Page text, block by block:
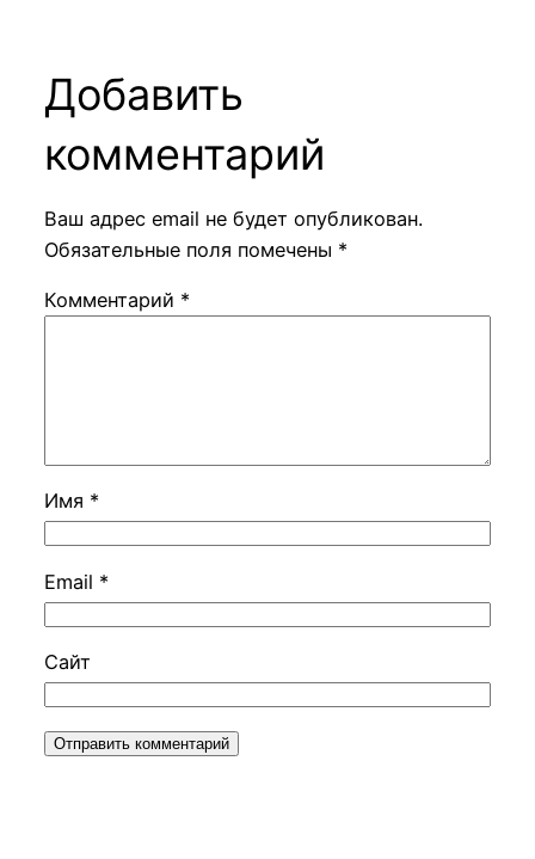
Добавить
комментарий
Ваш адрес email не будет опубликован.
Обязательные поля помечены *
Комментарий *
Имя *
Email *
Сайт